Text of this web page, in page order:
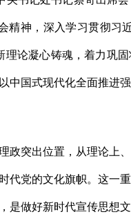
神，深入学习贯彻习
理论凝心铸魂，着力巩
中国式现代化全面推进
突出位置，从理论上
代党的文化旗帜。这一
做好新时代宣传思想